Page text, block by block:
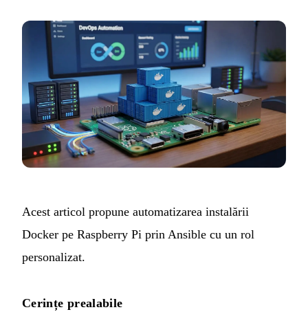
Acest articol propune automatizarea instalării
Docker pe Raspberry Pi prin Ansible cu un rol
personalizat.
Cerințe prealabile